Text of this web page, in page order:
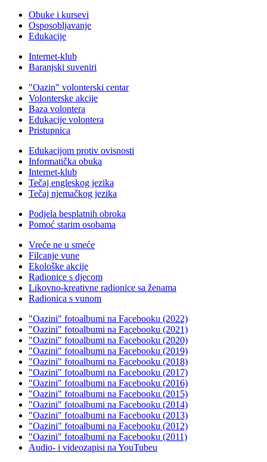
Obuke i kursevi
Osposobljavanje
Edukacije
Internet-klub
Baranjski suveniri
"Oazin" volonterski centar
Volonterske akcije
Baza volontera
Edukacije volontera
Pristupnica
Edukacijom protiv ovisnosti
Informatička obuka
Internet-klub
Tečaj engleskog jezika
Tečaj njemačkog jezika
Podjela besplatnih obroka
Pomoć starim osobama
Vreće ne u smeće
Filcanje vune
Ekološke akcije
Radionice s djecom
Likovno-kreativne radionice sa ženama
Radionica s vunom
"Oazini" fotoalbumi na Facebooku (2022)
"Oazini" fotoalbumi na Facebooku (2021)
"Oazini" fotoalbumi na Facebooku (2020)
"Oazini" fotoalbumi na Facebooku (2019)
"Oazini" fotoalbumi na Facebooku (2018)
"Oazini" fotoalbumi na Facebooku (2017)
"Oazini" fotoalbumi na Facebooku (2016)
"Oazini" fotoalbumi na Facebooku (2015)
"Oazini" fotoalbumi na Facebooku (2014)
"Oazini" fotoalbumi na Facebooku (2013)
"Oazini" fotoalbumi na Facebooku (2012)
"Oazini" fotoalbumi na Facebooku (2011)
Audio- i videozapisi na YouTubeu